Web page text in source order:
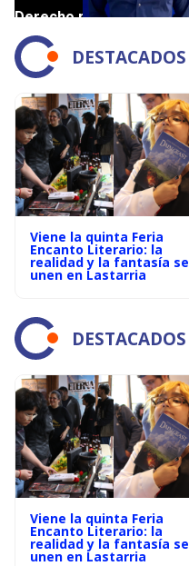
DESTACADOS
Viene la quinta Feria
Encanto Literario: la
realidad y la fantasía se
unen en Lastarria
DESTACADOS
Viene la quinta Feria
Encanto Literario: la
realidad y la fantasía se
unen en Lastarria